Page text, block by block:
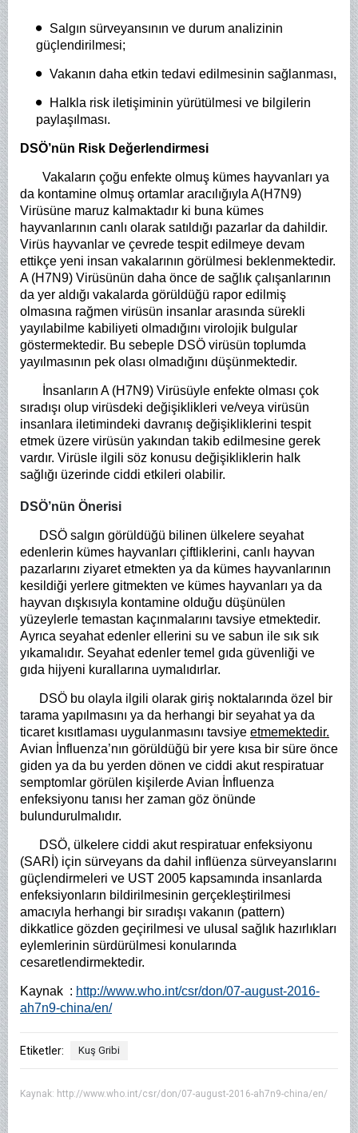
Salgın sürveyansının ve durum analizinin
güçlendirilmesi;
Vakanın daha etkin tedavi edilmesinin sağlanması,
Halkla risk iletişiminin yürütülmesi ve bilgilerin
paylaşılması.
DSÖ’nün Risk Değerlendirmesi
Vakaların çoğu enfekte olmuş kümes hayvanları ya
da kontamine olmuş ortamlar aracılığıyla A(H7N9)
Virüsüne maruz kalmaktadır ki buna kümes
hayvanlarının canlı olarak satıldığı pazarlar da dahildir.
Virüs hayvanlar ve çevrede tespit edilmeye devam
ettikçe yeni insan vakalarının görülmesi beklenmektedir.
A (H7N9) Virüsünün daha önce de sağlık çalışanlarının
da yer aldığı vakalarda görüldüğü rapor edilmiş
olmasına rağmen virüsün insanlar arasında sürekli
yayılabilme kabiliyeti olmadığını virolojik bulgular
göstermektedir. Bu sebeple DSÖ virüsün toplumda
yayılmasının pek olası olmadığını düşünmektedir.
İnsanların A (H7N9) Virüsüyle enfekte olması çok
sıradışı olup virüsdeki değişiklikleri ve/veya virüsün
insanlara iletimindeki davranış değişikliklerini tespit
etmek üzere virüsün yakından takib edilmesine gerek
vardır. Virüsle ilgili söz konusu değişikliklerin halk
sağlığı üzerinde ciddi etkileri olabilir.
DSÖ’nün Önerisi
DSÖ salgın görüldüğü bilinen ülkelere seyahat
edenlerin kümes hayvanları çiftliklerini, canlı hayvan
pazarlarını ziyaret etmekten ya da kümes hayvanlarının
kesildiği yerlere gitmekten ve kümes hayvanları ya da
hayvan dışkısıyla kontamine olduğu düşünülen
yüzeylerle temastan kaçınmalarını tavsiye etmektedir.
Ayrıca seyahat edenler ellerini su ve sabun ile sık sık
yıkamalıdır. Seyahat edenler temel gıda güvenliği ve
gıda hijyeni kurallarına uymalıdırlar.
DSÖ bu olayla ilgili olarak giriş noktalarında özel bir
tarama yapılmasını ya da herhangi bir seyahat ya da
ticaret kısıtlaması uygulanmasını tavsiye etmemektedir.
Avian İnfluenza’nın görüldüğü bir yere kısa bir süre önce
giden ya da bu yerden dönen ve ciddi akut respiratuar
semptomlar görülen kişilerde Avian İnfluenza
enfeksiyonu tanısı her zaman göz önünde
bulundurulmalıdır.
DSÖ, ülkelere ciddi akut respiratuar enfeksiyonu
(SARİ) için sürveyans da dahil inflüenza sürveyanslarını
güçlendirmeleri ve UST 2005 kapsamında insanlarda
enfeksiyonların bildirilmesinin gerçekleştirilmesi
amacıyla herhangi bir sıradışı vakanın (pattern)
dikkatlice gözden geçirilmesi ve ulusal sağlık hazırlıkları
eylemlerinin sürdürülmesi konularında
cesaretlendirmektedir.
Kaynak : http://www.who.int/csr/don/07-august-2016-
ah7n9-china/en/
Etiketler: Kuş Gribi
Kaynak: http://www.who.int/csr/don/07-august-2016-ah7n9-china/en/